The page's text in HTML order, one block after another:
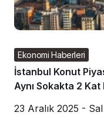
Ekonomi Haberleri
İstanbul Konut
Aynı Sokakta 2 Kat
23 Aralık 2025 - Sal